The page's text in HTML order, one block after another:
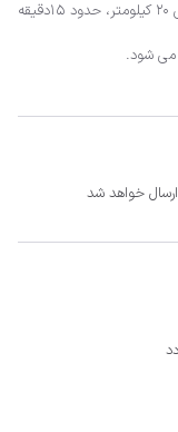
می شود.
خواهد شد